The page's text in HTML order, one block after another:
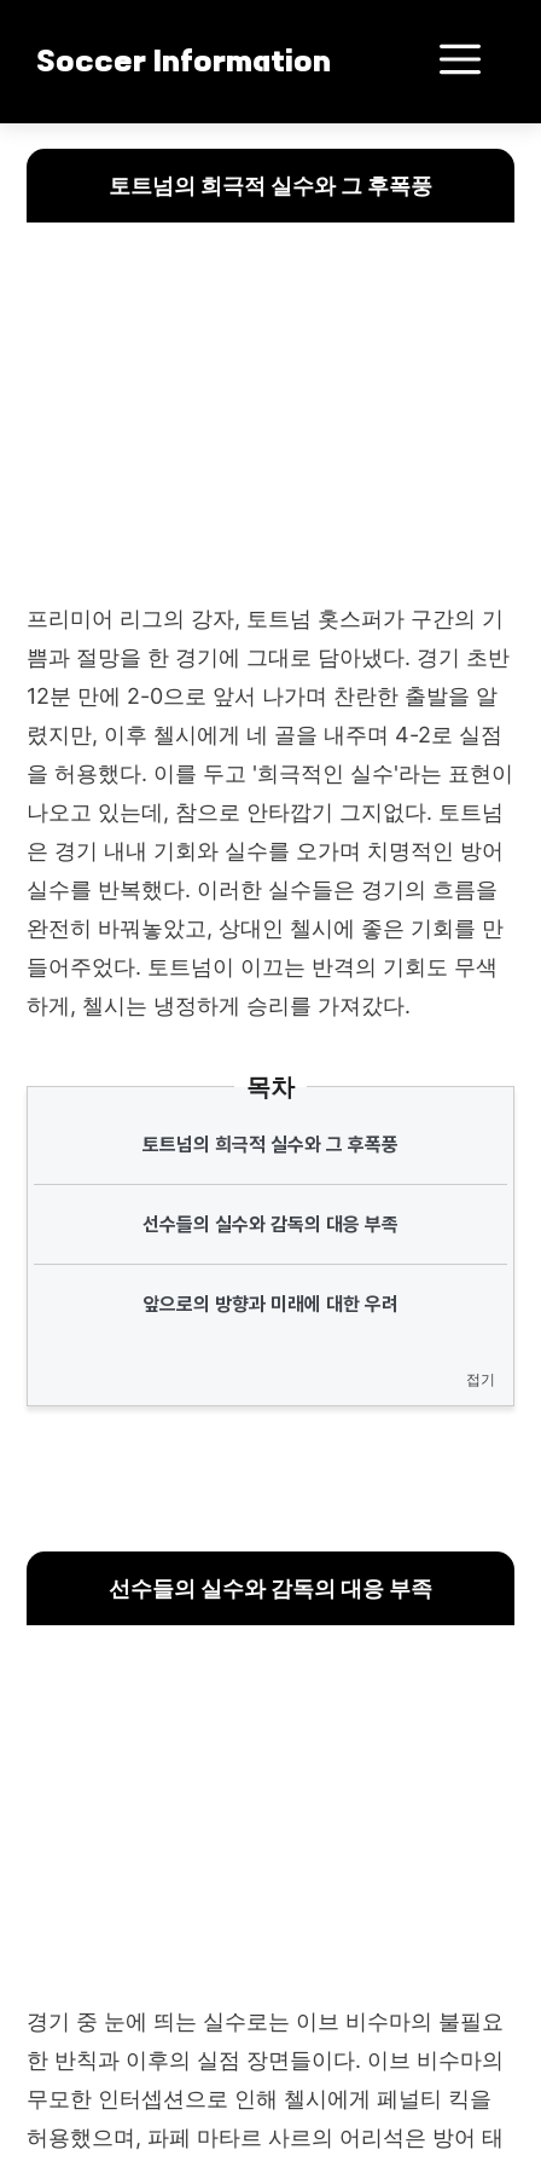
Soccer Information
메
뉴
토트넘의 희극적 실수와 그 후폭풍
프리미어 리그의 강자, 토트넘 홋스퍼가 구간의 기
쁨과 절망을 한 경기에 그대로 담아냈다. 경기 초반
12분 만에 2-0으로 앞서 나가며 찬란한 출발을 알
렸지만, 이후 첼시에게 네 골을 내주며 4-2로 실점
을 허용했다. 이를 두고 '희극적인 실수'라는 표현이
나오고 있는데, 참으로 안타깝기 그지없다. 토트넘
은 경기 내내 기회와 실수를 오가며 치명적인 방어
실수를 반복했다. 이러한 실수들은 경기의 흐름을
완전히 바꿔놓았고, 상대인 첼시에 좋은 기회를 만
들어주었다. 토트넘이 이끄는 반격의 기회도 무색
하게, 첼시는 냉정하게 승리를 가져갔다.
목차
토트넘의 희극적 실수와 그 후폭풍
선수들의 실수와 감독의 대응 부족
앞으로의 방향과 미래에 대한 우려
접기
선수들의 실수와 감독의 대응 부족
경기 중 눈에 띄는 실수로는 이브 비수마의 불필요
한 반칙과 이후의 실점 장면들이다. 이브 비수마의
무모한 인터셉션으로 인해 첼시에게 페널티 킥을
허용했으며, 파페 마타르 사르의 어리석은 방어 태